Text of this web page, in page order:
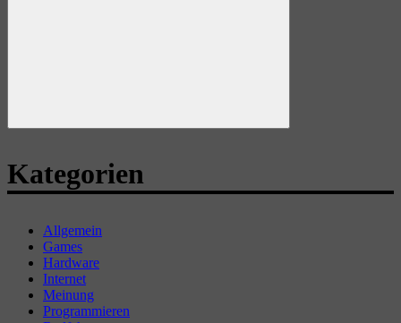
Suchen
Kategorien
Allgemein
Games
Hardware
Internet
Meinung
Programmieren